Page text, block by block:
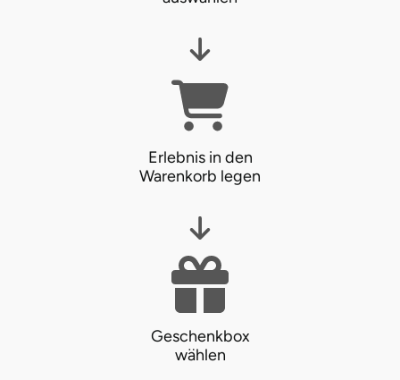
Erlebnis in den
Warenkorb legen
Geschenkbox
wählen